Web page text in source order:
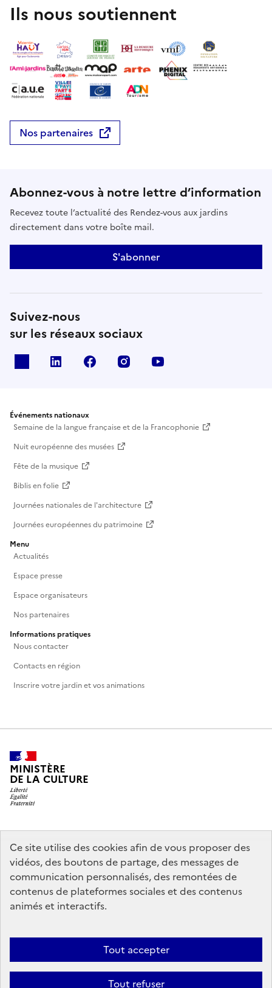
Ce site utilise des cookies afin de vous proposer des
vidéos, des boutons de partage, des messages de
communication personnalisés, des remontées de
contenus de plateformes sociales et des contenus
animés et interactifs.
Tout accepter
Tout refuser
Ils nous soutiennent
Nos partenaires
Abonnez-vous à notre lettre d’information
Recevez toute l’actualité des Rendez-vous aux jardins
directement dans votre boîte mail.
S'abonner
Suivez-nous
sur les réseaux sociaux
Linkedin Facebook Instagram
Événements nationaux
Semaine de la langue française et de la Francophonie
Nuit européenne des musées
Fête de la musique
Biblis en folie
Journées nationales de l'architecture
Journées européennes du patrimoine
Menu
Actualités
Espace presse
Espace organisateurs
Nos partenaires
Informations pratiques
Nous contacter
Contacts en région
Inscrire votre jardin et vos animations
MINISTÈRE
DE LA CULTURE
legifrance.gouv.fr
info.gouv.fr
service-public.gouv.fr
data.gouv.fr
Politique d’utilisation des témoins de connexion (cookies)